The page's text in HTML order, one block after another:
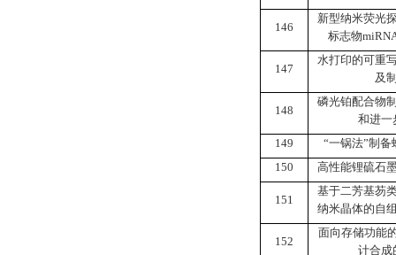
146
新型纳米荧光
标志物
147
水打印的可重
及
148
磷光铂配合物
和进一
149
“一锅法”制备
150
高性能锂硫石
151
基于二芳基芴
纳米晶体的自
152
面向存储功能
计合成